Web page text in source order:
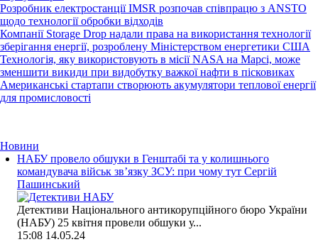
Розробник електростанції IMSR розпочав співпрацю з ANSTO
щодо технології обробки відходів
Компанії Storage Drop надали права на використання технології
зберігання енергії, розроблену Міністерством енергетики США
Технологія, яку використовують в місії NASA на Марсі, може
зменшити викиди при видобутку важкої нафти в пісковиках
Американські стартапи створюють акумулятори теплової енергії
для промисловості
Новини
НАБУ провело обшуки в Генштабі та у колишнього
командувача військ зв’язку ЗСУ: при чому тут Сергій
Пашинський
Детективи Національного антикорупційного бюро України
(НАБУ) 25 квітня провели обшуки у...
15:08 14.05.24